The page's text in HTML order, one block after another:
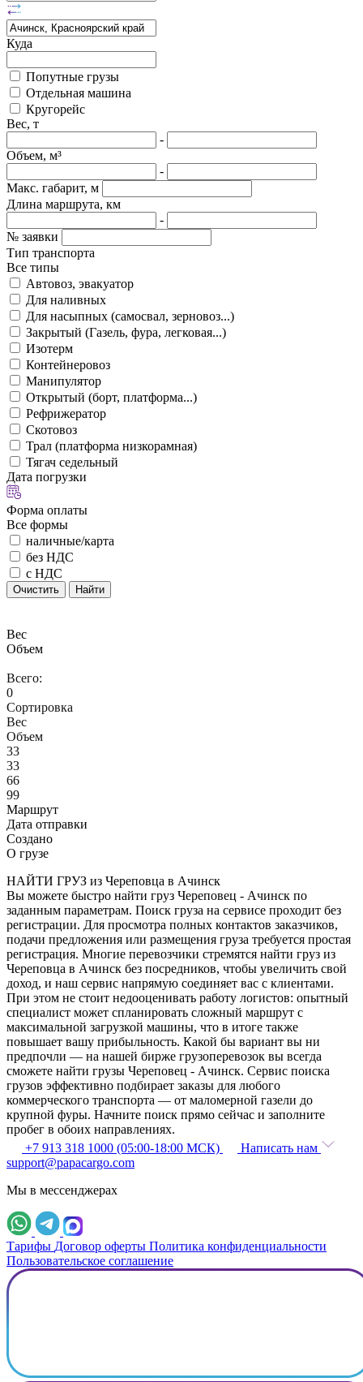
Куда
Попутные грузы
Отдельная машина
Кругорейс
Вес, т
-
Объем, м³
-
Макс. габарит, м
Длина маршрута, км
-
№ заявки
Тип транспорта
Все типы
Автовоз, эвакуатор
Для наливных
Для насыпных (самосвал, зерновоз...)
Закрытый (Газель, фура, легковая...)
Изотерм
Контейнеровоз
Манипулятор
Открытый (борт, платформа...)
Рефрижератор
Скотовоз
Трал (платформа низкорамная)
Тягач седельный
Дата погрузки
Форма оплаты
Все формы
наличные/карта
без НДС
с НДС
Очистить Найти
Вес
Объем
Всего:
0
Сортировка
Вес
Объем
33
33
66
99
Маршрут
Дата отправки
Создано
О грузе
НАЙТИ ГРУЗ из Череповца в Ачинск
Вы можете быстро найти груз Череповец - Ачинск по
заданным параметрам. Поиск груза на сервисе проходит без
регистрации. Для просмотра полных контактов заказчиков,
подачи предложения или размещения груза требуется простая
регистрация. Многие перевозчики стремятся найти груз из
Череповца в Ачинск без посредников, чтобы увеличить свой
доход, и наш сервис напрямую соединяет вас с клиентами.
При этом не стоит недооценивать работу логистов: опытный
специалист может спланировать сложный маршрут с
максимальной загрузкой машины, что в итоге также
повышает вашу прибыльность. Какой бы вариант вы ни
предпочли — на нашей бирже грузоперевозок вы всегда
сможете найти грузы Череповец - Ачинск. Сервис поиска
грузов эффективно подбирает заказы для любого
коммерческого транспорта — от маломерной газели до
крупной фуры. Начните поиск прямо сейчас и заполните
пробег в обоих направлениях.
+7 913 318 1000 (05:00-18:00 МСК)
Написать нам
support@papacargo.com
Мы в мессенджерах
Тарифы Договор оферты Политика конфиденциальности
Пользовательское соглашение